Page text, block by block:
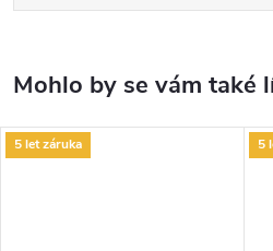
5 let záruka 5